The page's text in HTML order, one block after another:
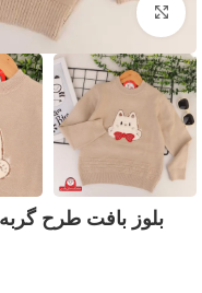
بزرگنمایی تصویر
بلوز بافت طرح گربه